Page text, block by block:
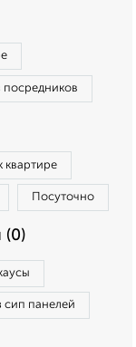
посредников
квартире
Посуточно
(0)
сип панелей